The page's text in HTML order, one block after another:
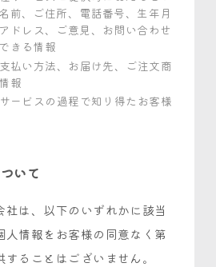
前、ご住所、電話番号、生年月
ドレス、ご意見、お問い合わせ
きる情報
払い方法、お届け先、ご注文商
報
ービスの過程で知り得たお客様
いて
社は、以下のいずれかに該当
人情報をお客様の同意なく第
ることはございません。